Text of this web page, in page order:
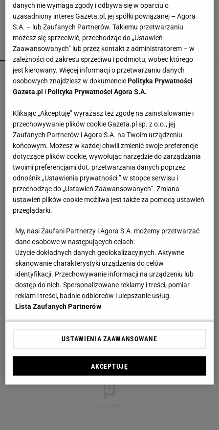
POPULARNE NAJNOWSZE
Fotopułapka przyłapie każdego, kto odwiedza
ogród w nocy. I sarnę, i złodzieja
Kompaktowa bieżnia do małego mieszkania.
Ten sprzęt mieści się pod łóżko
Dlaczego rezygnujemy z gotowania?
MATERIAŁ PROMOCYJNY
Vintage gramofony wracają do łask. Polacy na
Kochały je nasze babcie. Garnki żeliwne są
niezastąpione w letniej i jesiennej kuchni
danych nie wymaga zgody i odbywa się w oparciu o
uzasadniony interes Gazeta.pl, jej spółki powiązanej – Agora
S.A. – lub Zaufanych Partnerów. Takiemu przetwarzaniu
możesz się sprzeciwić, przechodząc do „Ustawień
Zaawansowanych” lub przez kontakt z administratorem – w
zależności od zakresu sprzeciwu i podmiotu, wobec którego
jest kierowany. Więcej informacji o przetwarzaniu danych
osobowych znajdziesz w dokumenciePolityka Prywatności
Gazeta.pl iPolityka Prywatności Agora S.A.
Klikając „Akceptuję” wyrażasz też zgodę na zainstalowanie i
przechowywanie plików cookie Gazeta.pl sp. z o.o., jej
Zaufanych Partnerów i Agora S.A. na Twoim urządzeniu
końcowym. Możesz w każdej chwili zmienić swoje preferencje
dotyczące plików cookie, wywołując narzędzie do zarządzania
twoimi preferencjami dot. przetwarzania danych poprzez
odnośnik „Ustawienia prywatności ” w stopce serwisu i
przechodząc do „Ustawień Zaawansowanych”. Zmiana
ustawień plików cookie możliwa jest także za pomocą ustawień
przeglądarki.
My, nasi Zaufani Partnerzy i Agora S.A. możemy przetwarzać
dane osobowe w następujących celach:
Użycie dokładnych danych geolokalizacyjnych. Aktywne
skanowanie charakterystyki urządzenia do celów
identyfikacji. Przechowywanie informacji na urządzeniu lub
dostęp do nich. Spersonalizowane reklamy i treści, pomiar
reklam i treści, badnie odbiorców i ulepszanie usług.
Lista Zaufanych Partnerów
USTAWIENIA ZAAWANSOWANE
AKCEPTUJĘ